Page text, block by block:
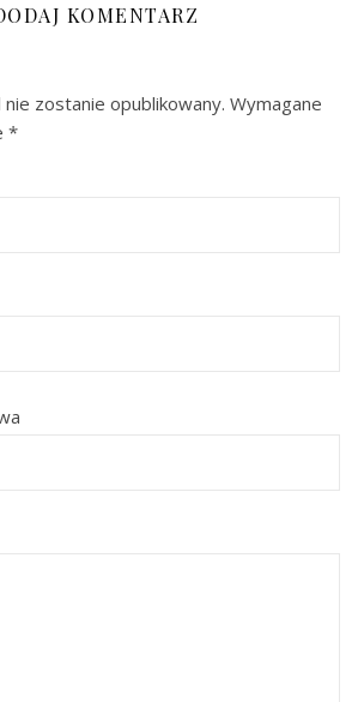
KOMENTARZ
zostanie opublikowany. Wymagane
*